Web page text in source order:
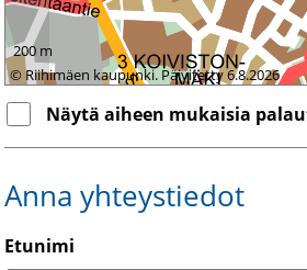
© Riihimäen kaupunki. Päivitetty 6.8.2026
200 m
Näytä aiheen mukaisia
Anna yhteystiedot
Etunimi